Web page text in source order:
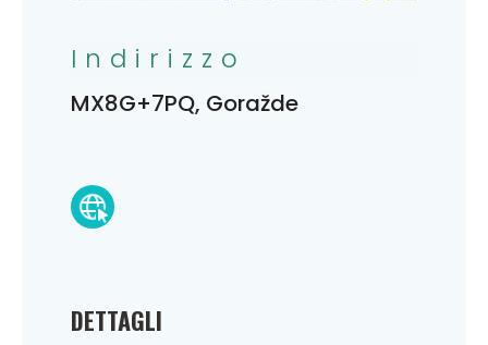
DETTAGLI
Indirizzo
MX8G+7PQ, Goražde